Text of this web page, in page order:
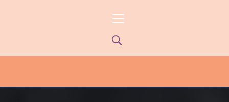
principal
ONCE PARANÁ YOUTUBE/PYPNEWS –